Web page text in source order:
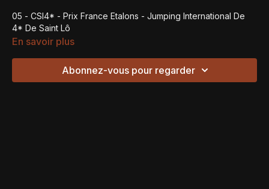
05 - CSI4* - Prix France Etalons - Jumping International De
4* De Saint Lô
En savoir plus
Abonnez-vous pour regarder